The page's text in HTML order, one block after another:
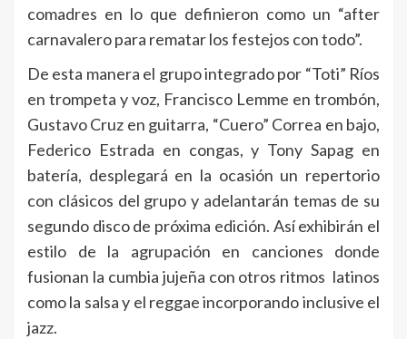
comadres en lo que definieron como un “after
carnavalero para rematar los festejos con todo”.
De esta manera el grupo integrado por “Toti” Ríos
en trompeta y voz, Francisco Lemme en trombón,
Gustavo Cruz en guitarra, “Cuero” Correa en bajo,
Federico Estrada en congas, y Tony Sapag en
batería, desplegará en la ocasión un repertorio
con clásicos del grupo y adelantarán temas de su
segundo disco de próxima edición. Así exhibirán el
estilo de la agrupación en canciones donde
fusionan la cumbia jujeña con otros ritmos latinos
como la salsa y el reggae incorporando inclusive el
jazz.